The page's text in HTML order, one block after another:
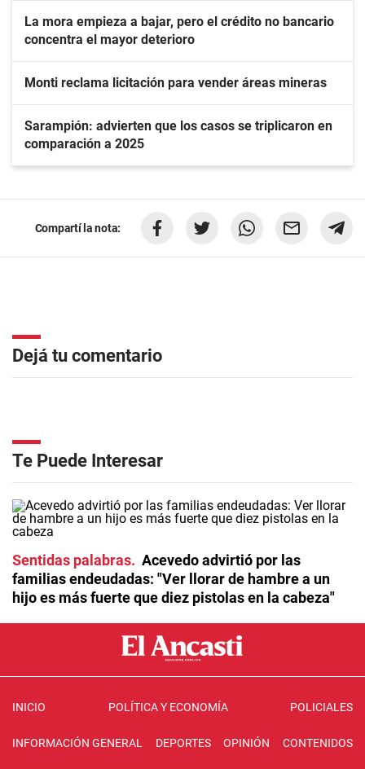
La mora empieza a bajar, pero el crédito no bancario
concentra el mayor deterioro
Monti reclama licitación para vender áreas mineras
Sarampión: advierten que los casos se triplicaron en
comparación a 2025
Compartí la nota:
Dejá tu comentario
Te Puede Interesar
Sentidas palabras
Acevedo advirtió por las
familias endeudadas: "Ver llorar de hambre a un
hijo es más fuerte que diez pistolas en la cabeza"
INICIO POLÍTICA Y ECONOMÍA POLICIALES
INFORMACIÓN GENERAL DEPORTES OPINIÓN CONTENIDOS